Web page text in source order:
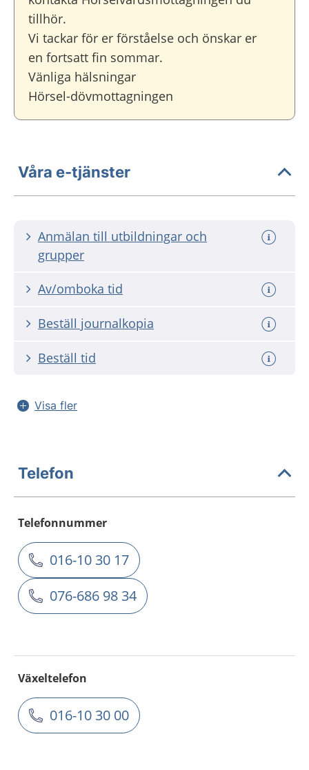
tillhör.
Vi tackar för er förståelse och önskar er
en fortsatt fin sommar.
Vänliga hälsningar
Hörsel-dövmottagningen
Våra e-tjänster
Anmälan till utbildningar och
grupper
Av/omboka tid
Beställ journalkopia
Beställ tid
Visa fler
Telefon
Telefonnummer
016-10 30 17
076-686 98 34
Växeltelefon
016-10 30 00